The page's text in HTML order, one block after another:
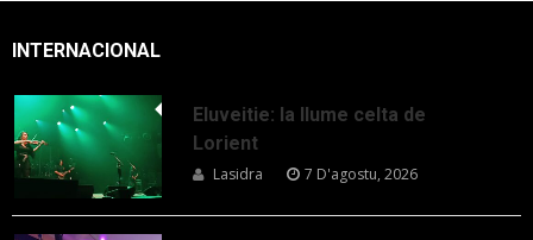
INTERNACIONAL
Eluveitie: la llume celta de
Lorient
Lasidra 7 D'agostu, 2026